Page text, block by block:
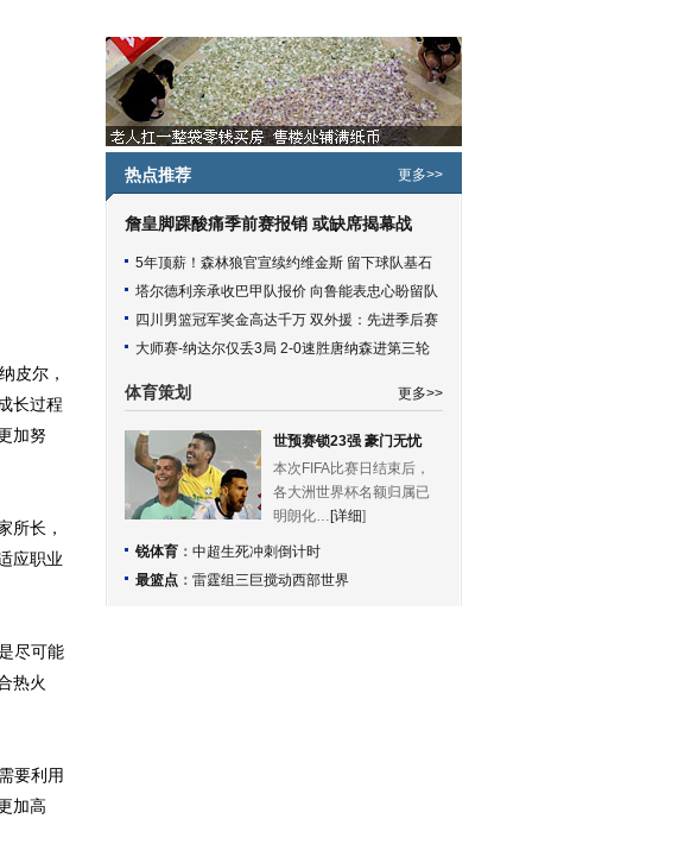
皮尔，
长过程
加努
所长，
应职业
尽可能
热火
要利用
加高
热点推荐 更多>>
詹皇脚踝酸痛季前赛报销 或缺席揭幕战
5年顶薪！森林狼官宣续约维金斯 留下球队基石
塔尔德利亲承收巴甲队报价 向鲁能表忠心盼留队
四川男篮冠军奖金高达千万 双外援：先进季后赛
大师赛-纳达尔仅丢3局 2-0速胜唐纳森进第三轮
体育策划 更多>>
世预赛锁23强 豪门无忧
本次FIFA比赛日结束后，
各大洲世界杯名额归属已
明朗化… [详细]
锐体育 ： 中超生死冲刺倒计时
最篮点 ： 雷霆组三巨搅动西部世界